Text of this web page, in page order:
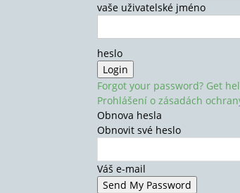
vaše uživatelské jméno
heslo
Forgot your password? Get
Prohlášení o zásadách
Obnova hesla
Obnovit své heslo
Váš e-mail